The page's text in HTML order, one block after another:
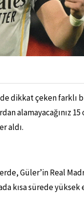
dikkat çeken farklı
alamayacağınız
aldı.
Güler’in Real
kısa sürede